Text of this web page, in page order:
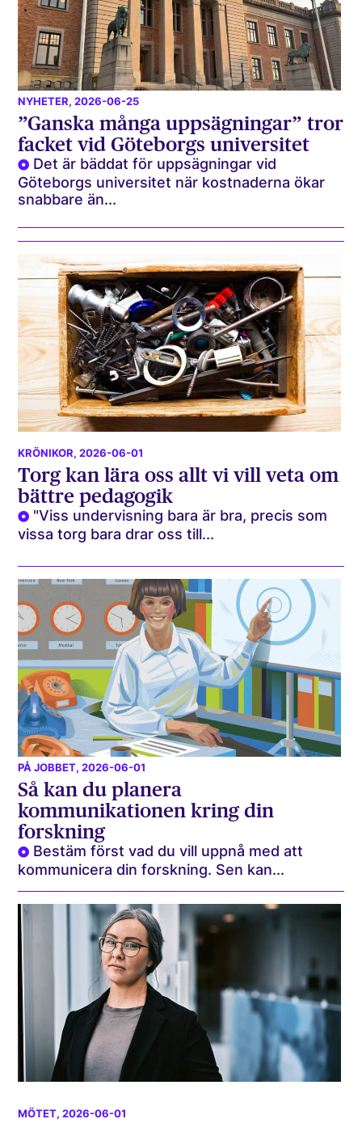
NYHETER, 2026-06-25
”Ganska många uppsägningar” tror
facket vid Göteborgs universitet
Det är bäddat för uppsägningar vid
Göteborgs universitet när kostnaderna ökar
snabbare än...
KRÖNIKOR, 2026-06-01
Torg kan lära oss allt vi vill veta om
bättre pedagogik
"Viss undervisning bara är bra, precis som
vissa torg bara drar oss till...
PÅ JOBBET, 2026-06-01
Så kan du planera
kommunikationen kring din
forskning
Bestäm först vad du vill uppnå med att
kommunicera din forskning. Sen kan...
MÖTET, 2026-06-01